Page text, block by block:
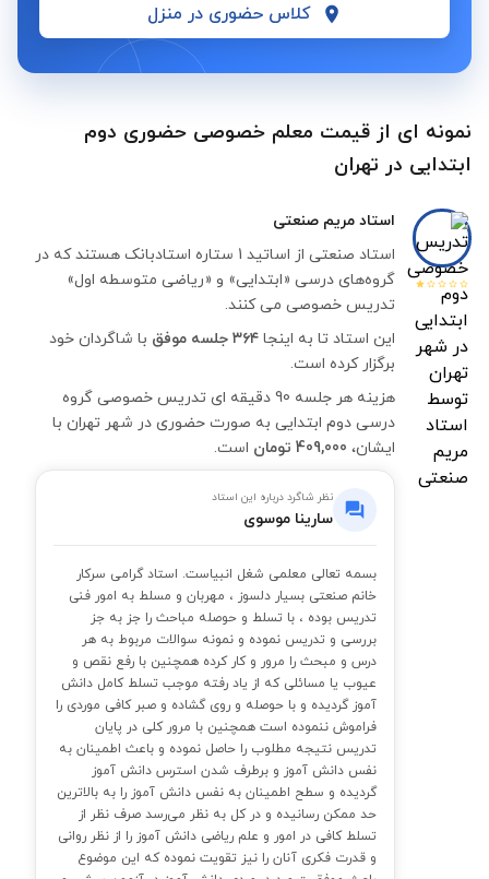
کلاس حضوری در منزل
نمونه ای از قیمت معلم خصوصی حضوری دوم
ابتدایی در تهران
استاد مریم صنعتی
استاد صنعتی از اساتید 1 ستاره استادبانک هستند که در
گروه‌های درسی «ابتدایی» و «ریاضی متوسطه اول»
تدریس خصوصی می کنند.
این استاد تا به اینجا ۳۶۴ جلسه موفق
با شاگردان خود
برگزار کرده است.
هزینه هر جلسه 90 دقیقه ای تدریس خصوصی گروه
درسی دوم ابتدایی به صورت حضوری در شهر تهران با
ایشان، 409,000 تومان است.
نظر شاگرد درباره این استاد
سارینا موسوی
بسمه تعالی معلمی شغل انبیاست. استاد گرامی سرکار
خانم صنعتی بسیار دلسوز ، مهربان و مسلط به امور فنی
تدریس بوده ، با تسلط و حوصله مباحث را جز به جز
بررسی و تدریس نموده و نمونه سوالات مربوط به هر
درس و مبحث را مرور و کار کرده همچنین با رفع نقص و
عیوب یا مسائلی که از یاد رفته موجب تسلط کامل دانش
آموز گردیده و با حوصله و روی گشاده و صبر کافی موردی را
فراموش ننموده است همچنین با مرور کلی در پایان
تدریس نتیجه مطلوب را حاصل نموده و باعث اطمینان به
نفس دانش آموز و برطرف شدن استرس دانش آموز
گردیده و سطح اطمینان به نفس دانش آموز را به بالاترین
حد ممکن رسانیده و در کل به نظر می‌رسد صرف نظر از
تسلط کافی در امور و علم ریاضی دانش آموز را از نظر روانی
و قدرت فکری آنان را نیز تقویت نموده که این موضوع